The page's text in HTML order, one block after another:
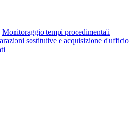
Monitoraggio tempi procedimentali
sostitutive e acquisizione d'ufficio